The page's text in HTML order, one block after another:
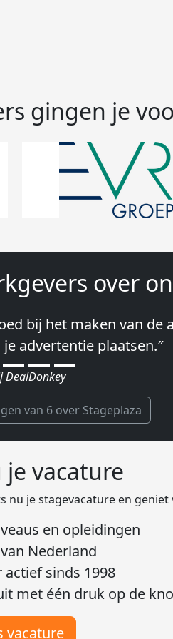
gingen je
over
bij het maken van de
advertentie plaatsen.″
DealDonkey
prima ervaringen met
prima
Service Center bij VION
je vacature
nu je stagevacature en
en opleidingen
Nederland
actief sinds 1998
met één druk op de